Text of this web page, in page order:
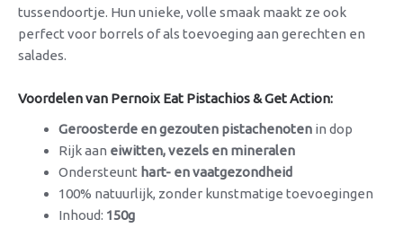
tussendoortje. Hun unieke, volle smaak maakt ze ook
perfect voor borrels of als toevoeging aan gerechten en
salades.
Voordelen van Pernoix Eat Pistachios & Get Action:
Geroosterde en gezouten pistachenoten in dop
Rijk aan eiwitten, vezels en mineralen
Ondersteunt hart- en vaatgezondheid
100% natuurlijk, zonder kunstmatige toevoegingen
Inhoud: 150g